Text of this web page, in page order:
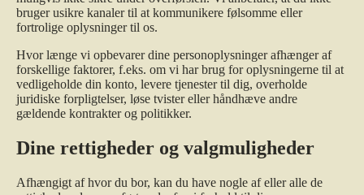
bruger usikre kanaler til at kommunikere følsomme eller
fortrolige oplysninger til os.
Hvor længe vi opbevarer dine personoplysninger afhænger af
forskellige faktorer, f.eks. om vi har brug for oplysningerne til at
vedligeholde din konto, levere tjenester til dig, overholde
juridiske forpligtelser, løse tvister eller håndhæve andre
gældende kontrakter og politikker.
Dine rettigheder og valgmuligheder
Afhængigt af hvor du bor, kan du have nogle af eller alle de